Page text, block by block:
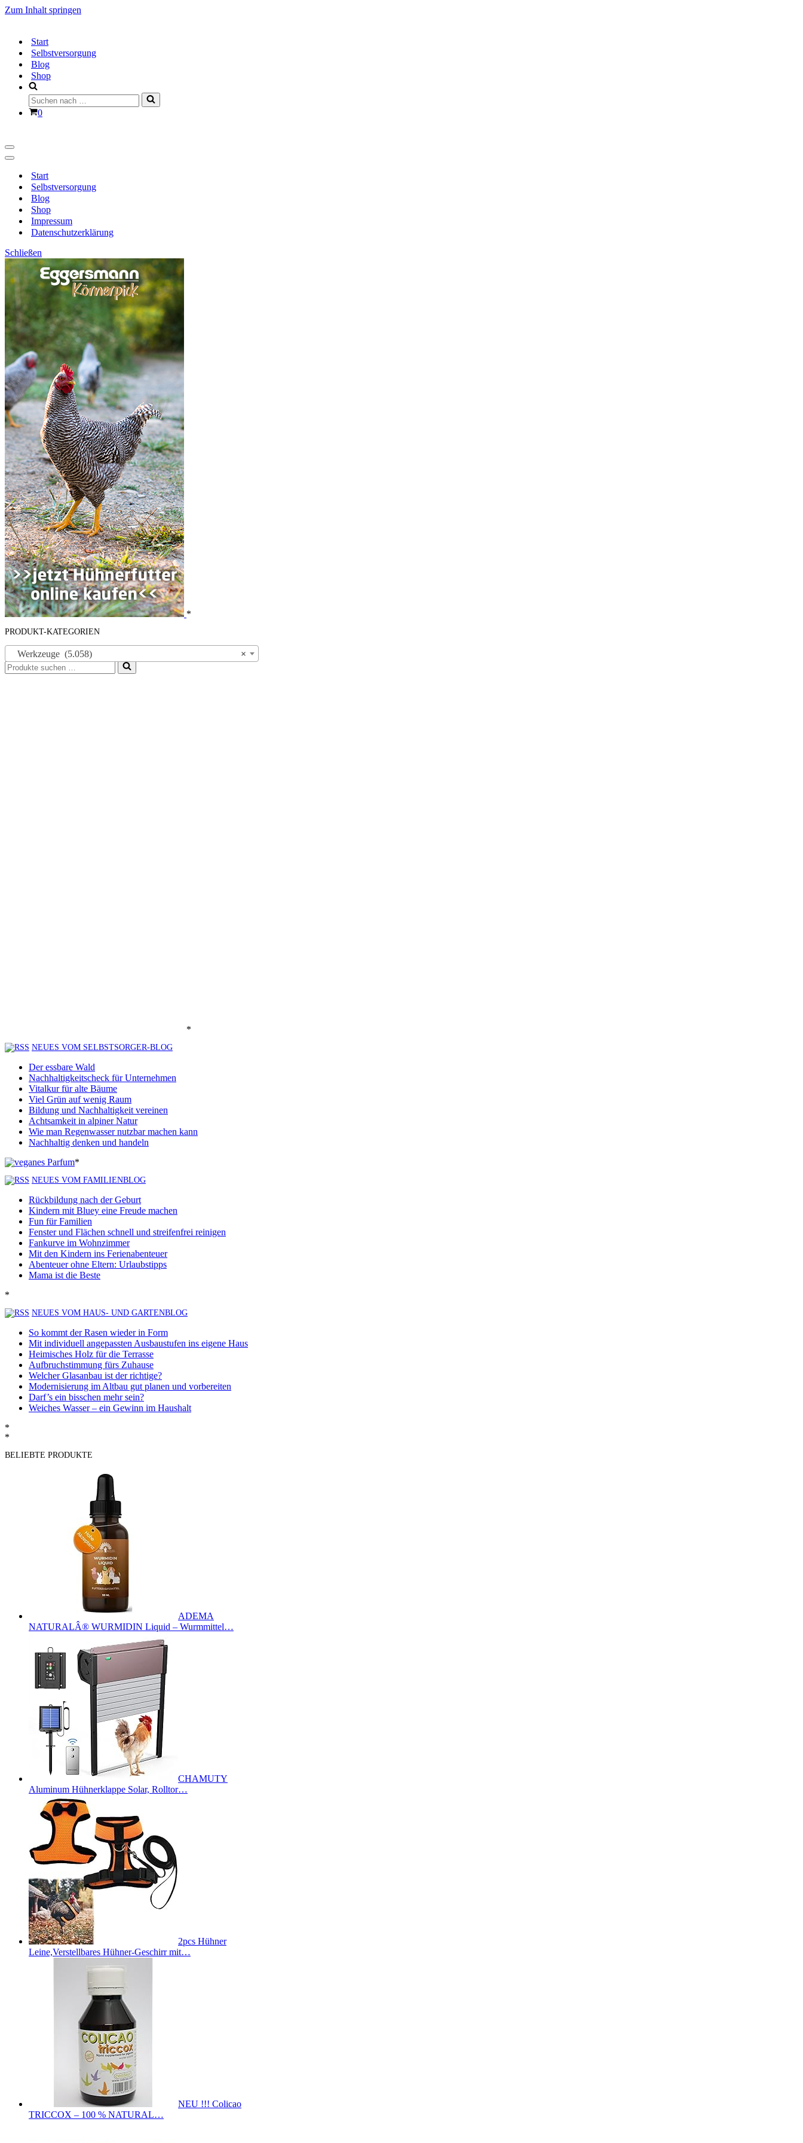
Zum Inhalt springen
Start
Selbstversorgung
Blog
Shop
Suchen
nach …
Warenkorb
0
Navigationsmenü
Navigationsmenü
Start
Selbstversorgung
Blog
Shop
Impressum
Datenschutzerklärung
Schließen
*
PRODUKT-KATEGORIEN
×
Werkzeuge (5.058)
Suchen
nach …
*
NEUES VOM SELBSTSORGER-BLOG
Der essbare Wald
Nachhaltigkeitscheck für Unternehmen
Vitalkur für alte Bäume
Viel Grün auf wenig Raum
Bildung und Nachhaltigkeit vereinen
Achtsamkeit in alpiner Natur
Wie man Regenwasser nutzbar machen kann
Nachhaltig denken und handeln
*
NEUES VOM FAMILIENBLOG
Rückbildung nach der Geburt
Kindern mit Bluey eine Freude machen
Fun für Familien
Fenster und Flächen schnell und streifenfrei reinigen
Fankurve im Wohnzimmer
Mit den Kindern ins Ferienabenteuer
Abenteuer ohne Eltern: Urlaubstipps
Mama ist die Beste
*
NEUES VOM HAUS- UND GARTENBLOG
So kommt der Rasen wieder in Form
Mit individuell angepassten Ausbaustufen ins eigene Haus
Heimisches Holz für die Terrasse
Aufbruchstimmung fürs Zuhause
Welcher Glasanbau ist der richtige?
Modernisierung im Altbau gut planen und vorbereiten
Darf’s ein bisschen mehr sein?
Weiches Wasser – ein Gewinn im Haushalt
*
*
BELIEBTE PRODUKTE
ADEMA
NATURALÂ® WURMIDIN Liquid – Wurmmittel…
CHAMUTY
Aluminum Hühnerklappe Solar, Rolltor…
2pcs Hühner
Leine,Verstellbares Hühner-Geschirr mit…
NEU !!! Colicao
TRICCOX – 100 % NATURAL…